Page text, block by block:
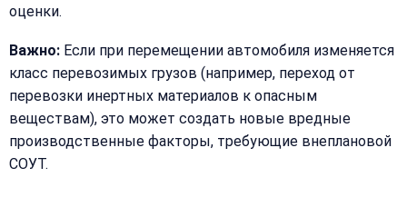
оценки.
Важно: Если при перемещении автомобиля изменяется
класс перевозимых грузов (например, переход от
перевозки инертных материалов к опасным
веществам), это может создать новые вредные
производственные факторы, требующие внеплановой
СОУТ.
Получить расчёт
в течение
15 минут
Получить расчёт
Или